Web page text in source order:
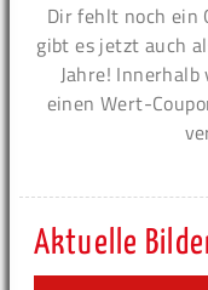
Dir fehlt noch ein
gibt es jetzt auch
Jahre!
einen Wert-
Aktuelle